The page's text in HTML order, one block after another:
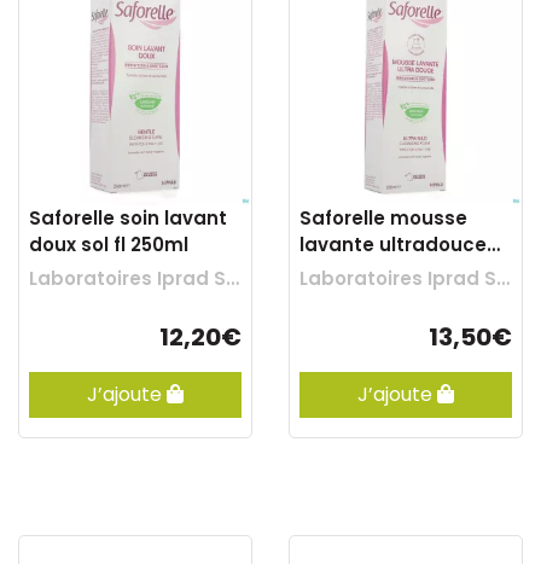
Saforelle soin lavant
doux sol fl 250ml
Laboratoires Iprad Sante
12,20€
J’ajoute
Saforelle mousse
lavante ultradouce
250ml
Laboratoires Iprad Sante
13,50€
J’ajoute